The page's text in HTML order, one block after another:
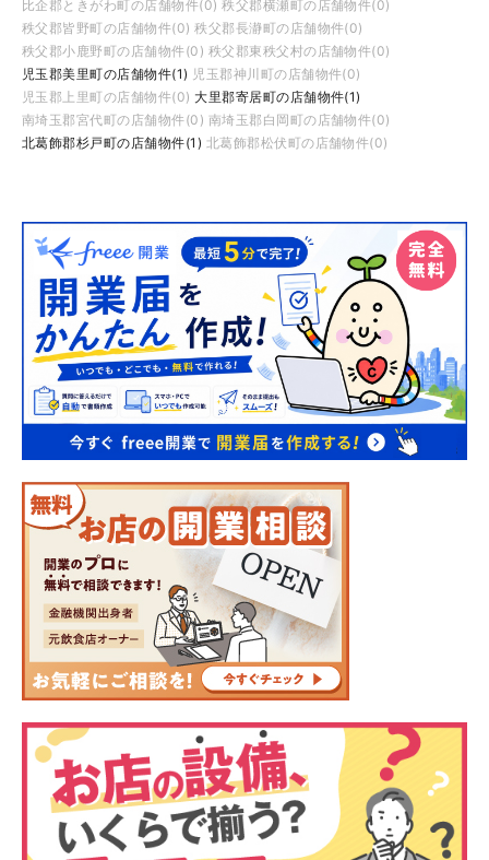
比企郡ときがわ町の店舗物件(0) 秩父郡横瀬町の店舗物件(0)
秩父郡皆野町の店舗物件(0) 秩父郡長瀞町の店舗物件(0)
秩父郡小鹿野町の店舗物件(0) 秩父郡東秩父村の店舗物件(0)
児玉郡美里町の店舗物件(1) 児玉郡神川町の店舗物件(0)
児玉郡上里町の店舗物件(0) 大里郡寄居町の店舗物件(1)
南埼玉郡宮代町の店舗物件(0) 南埼玉郡白岡町の店舗物件(0)
北葛飾郡杉戸町の店舗物件(1) 北葛飾郡松伏町の店舗物件(0)